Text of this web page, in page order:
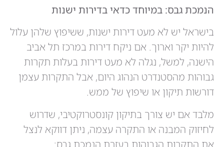
הנמכת גבס: במיוחד כדאי בדירות ישנות
בישראל יש לא מעט דירות ישנות, ששיפוץ שלהן עלול
להיות יקר וארוך. אם ניקח דירות במרכז תל אביב
הישנה, למשל, נגלה לא מעט דירות בעלות תקרות
גבוהות מהסטנדרט הנהוג היום, אבל התקרות עצמן
דורשות תיקון או שיפוץ של ממש.
מלבד אם יש צורך בתיקון קונסטרוקטיבי, שדרוש
לחיזוק המבנה או התקרה עצמה, ניתן דווקא לנצל
את התקרות הגבוהות בעזרת הנמכת גבס: